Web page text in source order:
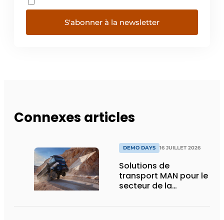
S'abonner à la newsletter
Connexes articles
DEMO DAYS 16 JUILLET 2026
Solutions de
transport MAN pour le
secteur de la